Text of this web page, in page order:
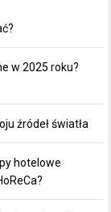
w 2025 roku?
źródeł światła
hotelowe